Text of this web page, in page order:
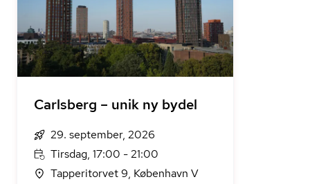
Carlsberg – unik ny bydel
29. september, 2026
Tirsdag, 17:00 - 21:00
Tapperitorvet 9, København V